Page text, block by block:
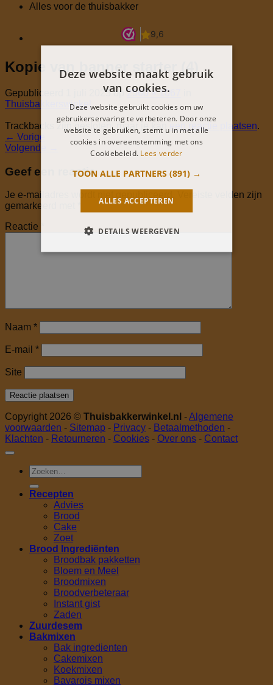
Alles voor de thuisbakker
Kopie van banner starter (4)
Gepubliceerd 1 juli 2025op2560 × 1067
Thuisbakkerswinkel
Trackbacks zijn gesloten, maar je kan een reactie plaatsen.
← Vorige
Volgende
Geef een reactie
Je e-mailadres wordt niet gepubliceerd.
Vereiste velden zijn
gemarkeerd met
Reactie
Naam *
E-mail *
Site
Copyright 2026 © Thuisbakkerwinkel.nl -Algemene
voorwaarden - Sitemap - Privacy - Betaalmethoden -
Klachten - Retourneren - Cookies - Over ons - Contact
Zoeken
naar:
Recepten
Advies
Brood
Cake
Zoet
Brood Ingrediënten
Broodbak pakketten
Bloem en Meel
Broodmixen
Broodverbeteraar
Instant gist
Zaden
Zuurdesem
Bakmixen
Bak ingredienten
Cakemixen
Koekmixen
Bavarois mixen
Deze website maakt gebruik
van cookies.
Deze website gebruikt cookies om uw
gebruikerservaring te verbeteren. Door onze
website te gebruiken, stemt u in met alle
cookies in overeenstemming met ons
Cookiebeleid. Lees verder
TOON ALLE PARTNERS (891) →
ALLES ACCEPTEREN
DETAILS WEERGEVEN